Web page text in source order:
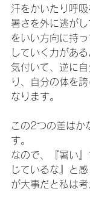
汗をかいたり呼吸
暑さを外に逃が
をいい方向に持
していく力があ
気付いて、逆に
り、自分の体を
なります。
この2つの差はか
す。
なので、『暑い
じているな』と
が大事だと私は考